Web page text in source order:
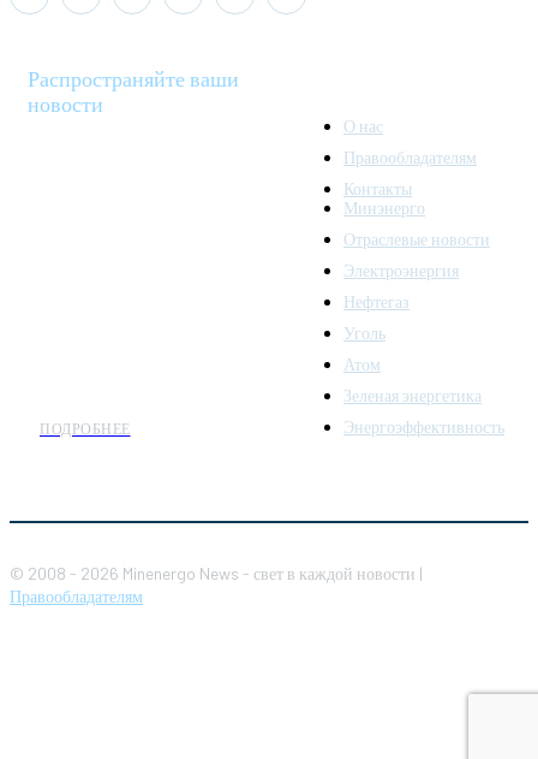
Распространяйте ваши
новости
ПОДРОБНЕЕ
О нас
Правообладателям
Контакты
Минэнерго
Отраслевые новости
Электроэнергия
Нефтегаз
Уголь
Атом
Зеленая энергетика
Энергоэффективность
© 2008 - 2026 Minenergo News - свет в каждой новости |
Правообладателям